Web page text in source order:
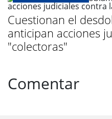
Cuestionan el
anticipan acciones
"colectoras"
Comentar